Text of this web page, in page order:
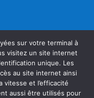
sur votre terminal à
visitez un site internet
unique. Les
au site internet ainsi
vitesse et l’efficacité
aussi être utilisés pour